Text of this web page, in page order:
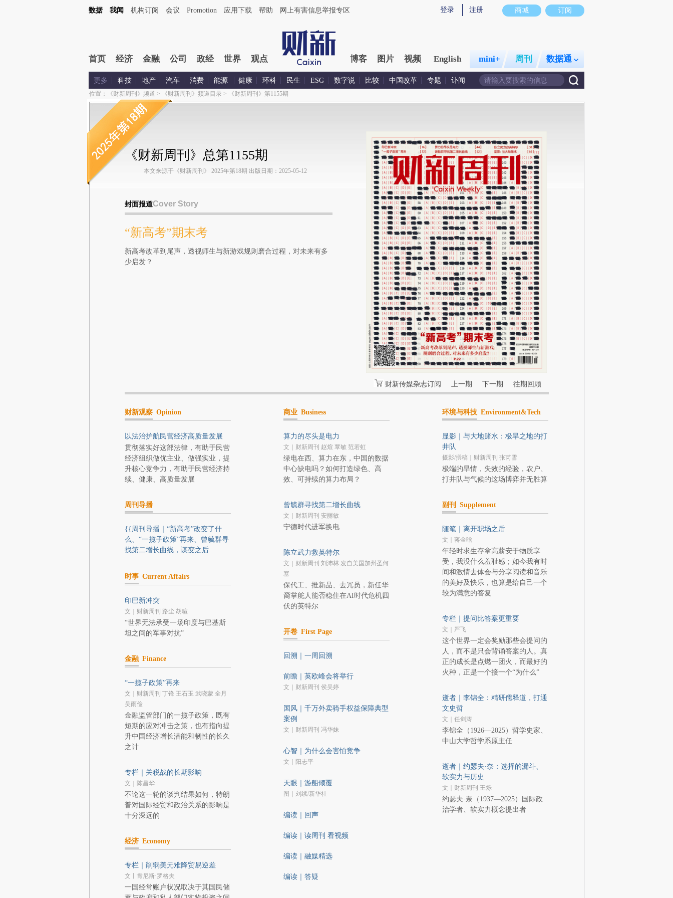
商城 订阅
登录 注册
数据 我闻 机构订阅 会议 Promotion 应用下载 帮助 网上有害信息举报专区
首页 经济 金融 公司 政经 世界 观点 博客 图片 视频 English mini+ 周刊 数据通
更多 科技 地产 汽车 消费 能源 健康 环科 民生 ESG 数字说 比较 中国改革 专题 讣闻
位置： 《财新周刊》频道 > 《财新周刊》频道目录> 《财新周刊》第1155期
《财新周刊》总第1155期
本文来源于《财新周刊》 2025年第18期 出版日期：2025-05-12
封面报道Cover Story
“新高考”期末考
新高考改革到尾声，透视师生与新游戏规则磨合过程，对未来有多
少启发？
财新传媒杂志订阅 上一期 下一期 往期回顾
财新观察 Opinion
以法治护航民营经济高质量发展
贯彻落实好这部法律，有助于民营
经济组织做优主业、做强实业，提
升核心竞争力，有助于民营经济持
续、健康、高质量发展
周刊导播
{{周刊导播｜“新高考”改变了什
么、“一揽子政策”再来、曾毓群寻
找第二增长曲线，谋变之后
时事 Current Affairs
印巴新冲突
文｜财新周刊 路尘 胡暄
“世界无法承受一场印度与巴基斯
坦之间的军事对抗”
金融 Finance
“一揽子政策”再来
文｜财新周刊 丁锋 王石玉 武晓蒙 全月
吴雨俭
金融监管部门的一揽子政策，既有
短期的应对冲击之策，也有指向提
升中国经济增长潜能和韧性的长久
之计
专栏｜关税战的长期影响
文｜陈昌华
不论这一轮的谈判结果如何，特朗
普对国际经贸和政治关系的影响是
十分深远的
经济 Economy
专栏｜削弱美元难降贸易逆差
文丨肯尼斯·罗格夫
一国经常账户状况取决于其国民储
商业 Business
算力的尽头是电力
文｜财新周刊 赵煊 覃敏 范若虹
绿电在西、算力在东，中国的数据
中心缺电吗？如何打造绿色、高
效、可持续的算力布局？
曾毓群寻找第二增长曲线
文｜财新周刊 安丽敏
宁德时代进军换电
陈立武力救英特尔
文｜财新周刊 刘沛林 发自美国加州圣何
塞
保代工、推新品、去冗员，新任华
裔掌舵人能否稳住在AI时代危机四
伏的英特尔
开卷 First Page
回溯｜一周回溯
前瞻｜英欧峰会将举行
文｜财新周刊 侯吴婷
国风｜千万外卖骑手权益保障典型
案例
文｜财新周刊 冯华妹
心智｜为什么会害怕竞争
文｜阳志平
天眼｜游船倾覆
图｜刘续/新华社
编读｜回声
编读｜读周刊 看视频
编读｜融媒精选
编读｜答疑
环境与科技 Environment&Tech
显影｜与大地赌水：极旱之地的打
井队
摄影/撰稿｜财新周刊 张芮雪
极端的旱情，失效的经验，农户、
打井队与气候的这场博弈并无胜算
副刊 Supplement
随笔｜离开职场之后
文｜蒋金晗
年轻时求生存拿高薪安于物质享
受，我没什么羞耻感；如今我有时
间和激情去体会与分享阅读和音乐
的美好及快乐，也算是给自己一个
较为满意的答复
专栏｜提问比答案更重要
文｜严飞
这个世界一定会奖励那些会提问的
人，而不是只会背诵答案的人。真
正的成长是点燃一团火，而最好的
火种，正是一个接一个“为什么”
逝者｜李锦全：精研儒释道，打通
文史哲
文｜任剑涛
李锦全（1926—2025）哲学史家、
中山大学哲学系原主任
逝者｜约瑟夫·奈：选择的漏斗、
软实力与历史
文｜财新周刊 王烁
约瑟夫·奈（1937—2025）国际政
治学者、软实力概念提出者